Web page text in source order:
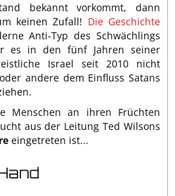
bekannt vorkommt, dann
keinen Zufall! Die Geschichte
Anti-Typ des Schwächlings
es in den fünf Jahren seiner
Israel seit 2010 nicht
andere dem Einfluss Satans
Menschen an ihren Früchten
aus der Leitung Ted Wilsons
eingetreten ist...